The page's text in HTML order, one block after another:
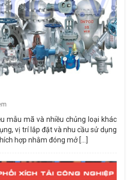
mẫu mã và nhiều chủng loại khác
vị trí lắp đặt và nhu cầu sử dụng
hợp nhằm đóng mở [...]